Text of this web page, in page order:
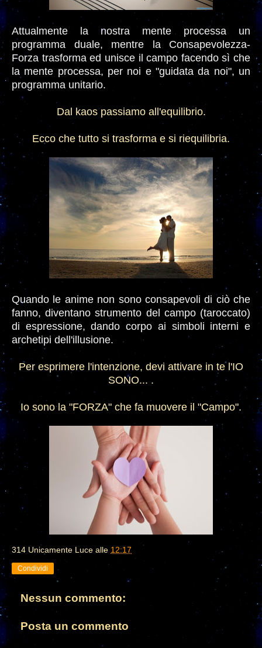
Attualmente la nostra mente processa un
programma duale, mentre la Consapevolezza-
Forza trasforma ed unisce il campo facendo sì che
la mente processa, per noi e "guidata da noi", un
programma unitario.
Dal kaos passiamo all'equilibrio.
Ecco che tutto si trasforma e si riequilibria.
Quando le anime non sono consapevoli di ciò che
fanno, diventano strumento del campo (taroccato)
di espressione, dando corpo ai simboli interni e
archetipi dell'illusione.
Per esprimere l'intenzione, devi attivare in te l'IO
SONO... .
Io sono la "FORZA" che fa muovere il "Campo".
314 Unicamente Luce alle 12:17
Condividi
Nessun commento:
Posta un commento